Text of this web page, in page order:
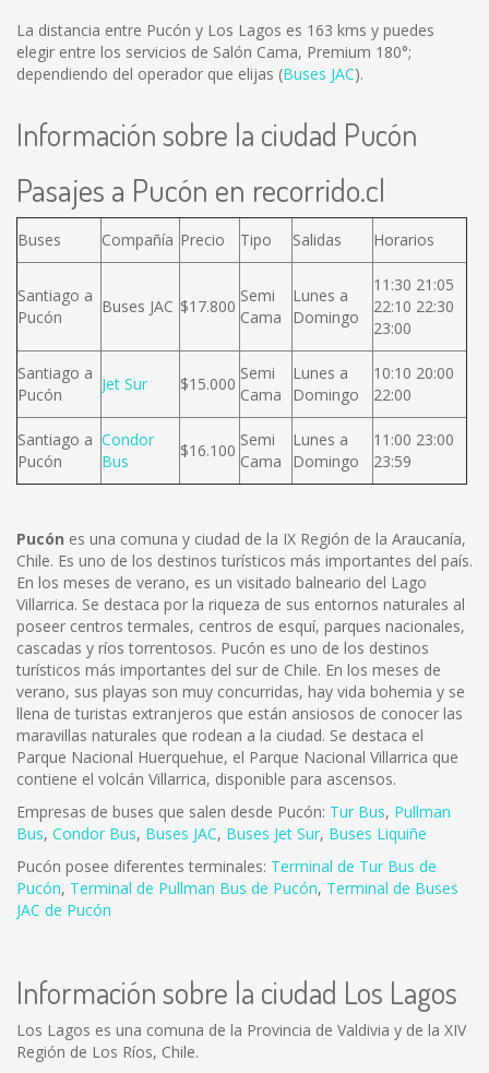
La distancia entre Pucón y Los Lagos es 163 kms y puedes
elegir entre los servicios de Salón Cama, Premium 180°;
dependiendo del operador que elijas (Buses JAC).
Información sobre la ciudad Pucón
Pasajes a Pucón en recorrido.cl
Buses Compañía Precio Tipo Salidas Horarios
Santiago a
Pucón
Buses JAC $17.800
Semi
Cama
Lunes a
Domingo
11:30 21:05
22:10 22:30
23:00
Santiago a
Pucón
Jet Sur $15.000
Semi
Cama
Lunes a
Domingo
10:10 20:00
22:00
Santiago a
Pucón
Condor
Bus
$16.100
Semi
Cama
Lunes a
Domingo
11:00 23:00
23:59
Pucón es una comuna y ciudad de la IX Región de la Araucanía,
Chile. Es uno de los destinos turísticos más importantes del país.
En los meses de verano, es un visitado balneario del Lago
Villarrica. Se destaca por la riqueza de sus entornos naturales al
poseer centros termales, centros de esquí, parques nacionales,
cascadas y ríos torrentosos. Pucón es uno de los destinos
turísticos más importantes del sur de Chile. En los meses de
verano, sus playas son muy concurridas, hay vida bohemia y se
llena de turistas extranjeros que están ansiosos de conocer las
maravillas naturales que rodean a la ciudad. Se destaca el
Parque Nacional Huerquehue, el Parque Nacional Villarrica que
contiene el volcán Villarrica, disponible para ascensos.
Empresas de buses que salen desde Pucón: Tur Bus, Pullman
Bus, Condor Bus, Buses JAC, Buses Jet Sur, Buses Liquiñe
Pucón posee diferentes terminales: Terminal de Tur Bus de
Pucón, Terminal de Pullman Bus de Pucón, Terminal de Buses
JAC de Pucón
Información sobre la ciudad Los Lagos
Los Lagos es una comuna de la Provincia de Valdivia y de la XIV
Región de Los Ríos, Chile.